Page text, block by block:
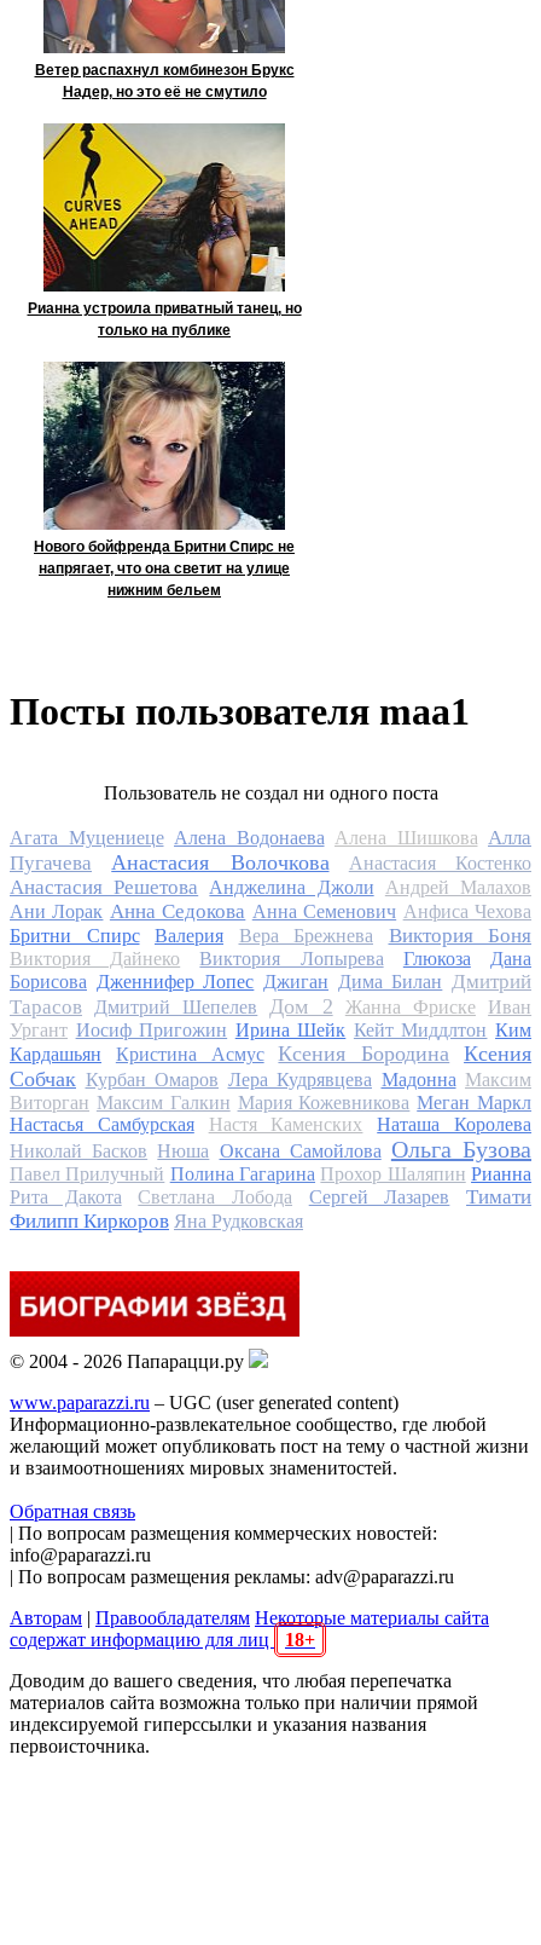
Ветер распахнул комбинезон Брукс
Надер, но это её не смутило
Рианна устроила приватный танец, но
только на публике
Нового бойфренда Бритни Спирс не
напрягает, что она светит на улице
нижним бельем
Посты пользователя maa1
Пользователь не создал ни одного поста
Агата Муцениеце Алена Водонаева Алена Шишкова Алла
Пугачева
Анастасия Волочкова Анастасия Костенко
Анастасия Решетова Анджелина Джоли
Андрей Малахов
Ани Лорак Анна Седокова Анна Семенович Анфиса Чехова
Бритни Спирс
Валерия Вера Брежнева Виктория Боня
Виктория Дайнеко Виктория Лопырева Глюкоза
Дана
Борисова Дженнифер Лопес Джиган Дима Билан Дмитрий
Тарасов
Дмитрий Шепелев Дом 2 Жанна Фриске
Иван
Ургант Иосиф Пригожин Ирина Шейк Кейт Миддлтон Ким
Кардашьян
Кристина Асмус Ксения Бородина
Ксения
Собчак Курбан Омаров Лера Кудрявцева Мадонна Максим
Виторган Максим Галкин Мария Кожевникова Меган Маркл
Настасья Самбурская
Настя Каменских
Наташа Королева
Николай Басков Нюша Оксана Самойлова Ольга Бузова
Павел Прилучный Полина Гагарина Прохор Шаляпин Рианна
Рита Дакота
Светлана Лобода Сергей Лазарев
Тимати
Филипп Киркоров Яна Рудковская
© 2004 - 2026 Папарацци.ру
www.paparazzi.ru – UGC (user generated content)
Информационно-развлекательное сообщество, где любой
желающий может опубликовать пост на тему о частной жизни
и взаимоотношениях мировых знаменитостей.
Обратная связь
| По вопросам размещения коммерческих новостей:
info@paparazzi.ru
| По вопросам размещения рекламы: adv@paparazzi.ru
Авторам | Правообладателям Некоторые материалы сайта
содержат информацию для лиц
18+
Доводим до вашего сведения, что любая перепечатка
материалов сайта возможна только при наличии прямой
индексируемой гиперссылки и указания названия
первоисточника.